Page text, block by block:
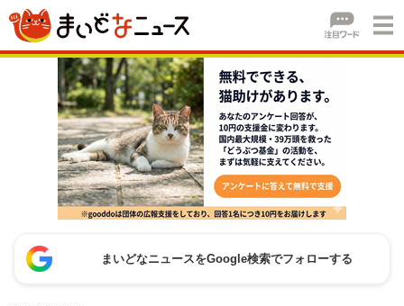
まいどなニュースをGoogle検索でフォローする